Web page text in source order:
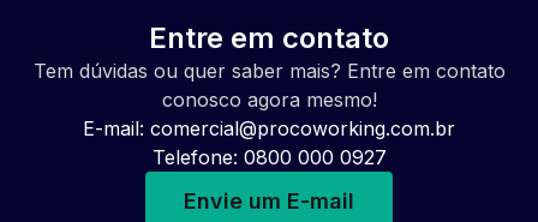
Entre em contato
Tem dúvidas ou quer saber mais? Entre em contato
conosco agora mesmo!
E-mail: comercial@procoworking.com.br
Telefone: 0800 000 0927
Envie um E-mail